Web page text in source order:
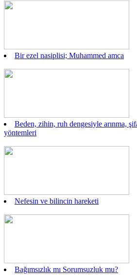
Bir ezel nasiplisi; Muhammed amca
Beden, zihin, ruh dengesiyle arınma,
yöntemleri
Nefesin ve bilincin hareketi
Bağımsızlık mı Sorumsuzluk mu?